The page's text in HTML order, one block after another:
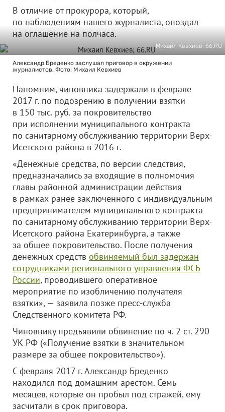
В отличие от прокурора, который,
по наблюдениям нашего журналиста, опоздал
на оглашение на полчаса.
Михаил Кевхиев; 66.RU
Александр Бреденко заслушал приговор в окружении
журналистов. Фото: Михаил Кевхиев
Напомним, чиновника задержали в феврале
2017 г. по подозрению в получении взятки
в 150 тыс. руб. за покровительство
при исполнении муниципального контракта
по санитарному обслуживанию территории Верх-
Исетского района в 2016 г.
«Денежные средства, по версии следствия,
предназначались за входящие в полномочия
главы районной администрации действия
в рамках ранее заключенного с индивидуальным
предпринимателем муниципального контракта
по санитарному обслуживанию территории Верх-
Исетского района Екатеринбурга, а также
за общее покровительство. После получения
денежных средств обвиняемый был задержан
сотрудниками регионального управления ФСБ
России, проводившего оперативное
мероприятие по изобличению получателя
взятки», — заявила позже пресс-служба
Следственного комитета РФ.
Чиновнику предъявили обвинение по ч. 2 ст. 290
УК РФ («Получение взятки в значительном
размере за общее покровительство»).
С февраля 2017 г. Александр Бреденко
находился под домашним арестом. Семь
месяцев, которые он пробыл под стражей, ему
засчитали в срок приговора.